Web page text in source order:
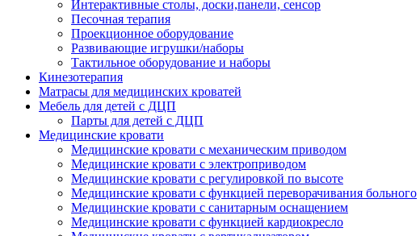
Интерактивные столы, доски,панели, сенсор
Песочная терапия
Проекционное оборудование
Развивающие игрушки/наборы
Тактильное оборудование и наборы
Кинезотерапия
Матрасы для медицинских кроватей
Мебель для детей с ДЦП
Парты для детей с ДЦП
Медицинские кровати
Медицинские кровати с механическим приводом
Медицинские кровати с электроприводом
Медицинские кровати с регулировкой по высоте
Медицинские кровати с функцией переворачивания больного
Медицинские кровати с санитарным оснащением
Медицинские кровати с функцией кардиокресло